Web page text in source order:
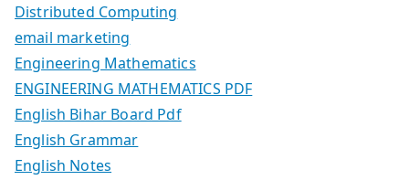
Distributed Computing
email marketing
Engineering Mathematics
ENGINEERING MATHEMATICS PDF
English Bihar Board Pdf
English Grammar
English Notes